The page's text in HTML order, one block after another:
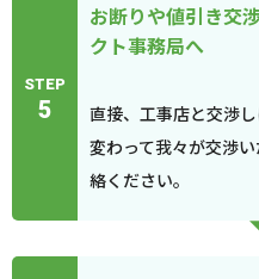
STEP
5
お断りや値引き交
クト事務局へ
直接、工事店と交渉
変わって我々が交渉
絡ください。